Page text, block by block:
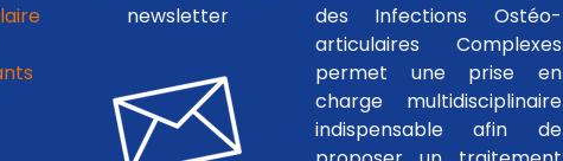
newsletter
des Infections Ostéo-
articulaires Complexes
permet une prise en
charge multidisciplinaire
indispensable afin de